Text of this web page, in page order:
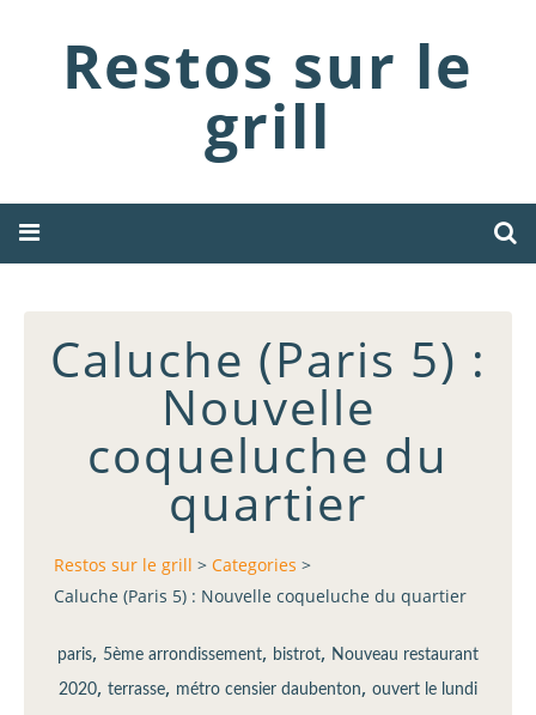
Restos sur le
grill
Caluche (Paris 5) :
Nouvelle
coqueluche du
quartier
Restos sur le grill > Categories >
Caluche (Paris 5) : Nouvelle coqueluche du quartier
paris, 5ème arrondissement, bistrot, Nouveau restaurant
2020, terrasse, métro censier daubenton, ouvert le lundi